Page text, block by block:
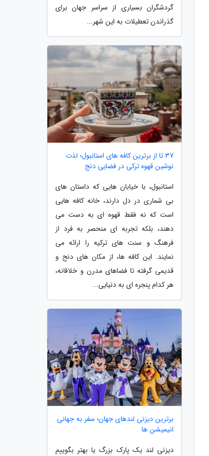
گردشگران بسیاری از سراسر جهان برای
گذراندن تعطیلات به این شهر...
37 تا از برترین کافه های استانبول؛ لذت
نوشین قهوه ترکی در فضایی دنج
استانبول، با خیابان هایی که داستان های
بی شماری در دل دارند، خانه کافه هایی
است که نه فقط قهوه ای به دست می
دهند، بلکه تجربه ای منحصر به فرد از
فرهنگ و سنت های ترکیه را ارائه می
نمایند. این کافه ها، از مکان های دنج و
قدیمی گرفته تا فضاهای مدرن و خلاقانه،
هر کدام پنجره ای به دنیایی...
برترین دیزنی لندهای جهان؛ سفر به جهانی
انیمیشن ها
دیزنی لند یک پارک بزرگ یا بهتر بگوییم